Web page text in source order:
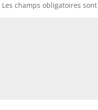
Les champs obligatoires